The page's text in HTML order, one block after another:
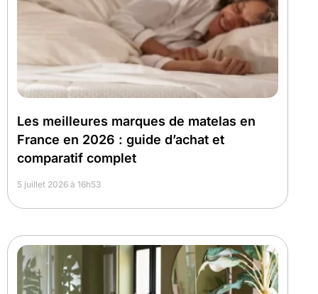
Les meilleures marques de matelas en
France en 2026 : guide d’achat et
comparatif complet
5 juillet 2026 à 16h53